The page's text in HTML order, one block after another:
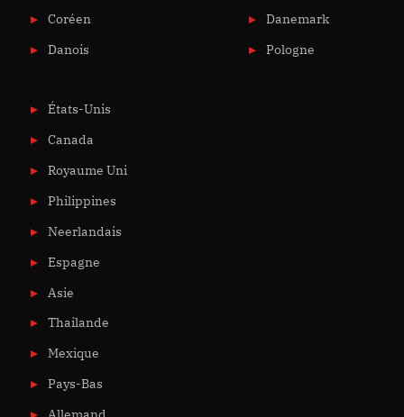
Coréen
Danois
Danemark
Pologne
États-Unis
Canada
Royaume Uni
Philippines
Neerlandais
Espagne
Asie
Thailande
Mexique
Pays-Bas